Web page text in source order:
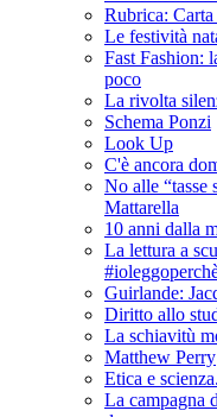
Rubrica: Carta
Le festività
Fast Fashion:
poco
La rivolta
Schema Ponzi
Look Up
C'è ancora
No alle “tasse
Mattarella
10 anni dalla
La lettura a
Guirlande:
Diritto allo
La schiavitù
Matthew Perry
Etica e
La campagna